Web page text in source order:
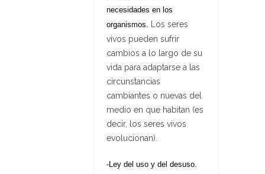
necesidades en los
organismos. Los seres
vivos pueden sufrir
cambios a lo largo de su
vida para adaptarse a las
circunstancias
cambiantes o nuevas del
medio en que habitan (es
decir, los seres vivos
evolucionan).
-Ley del uso y del desuso.